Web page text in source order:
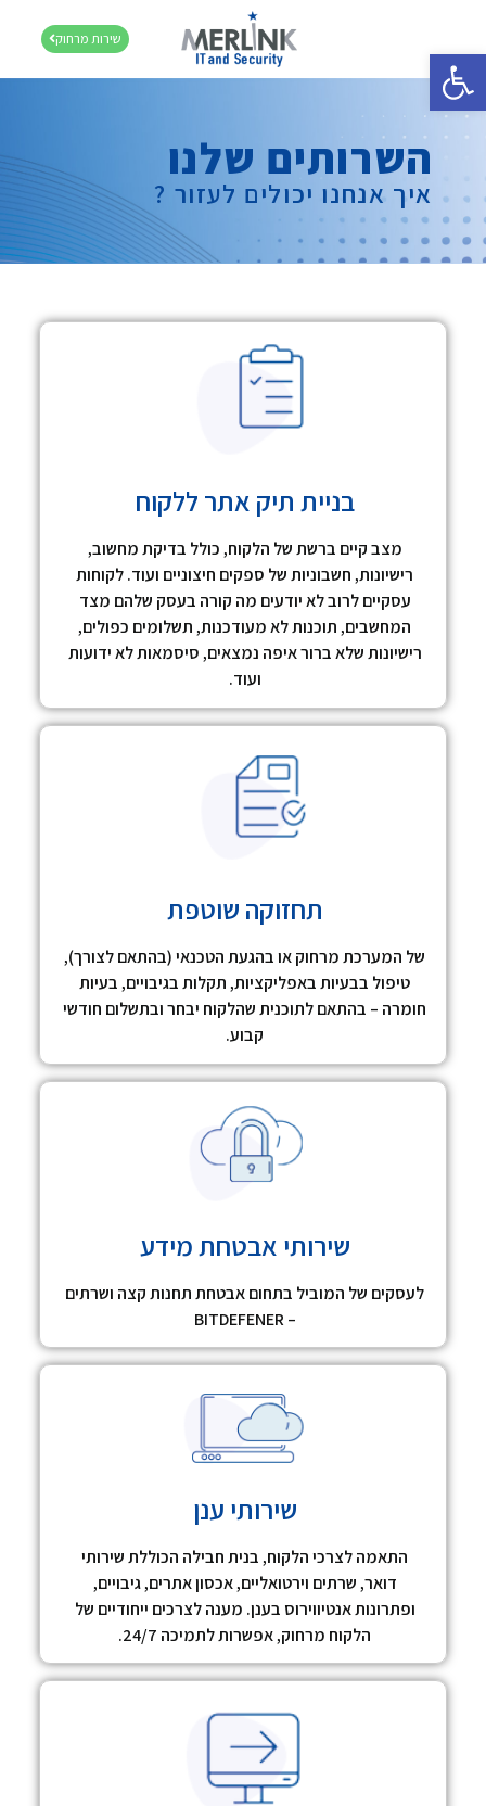
פתח סרגל נגישות
שירות מרחוק
השרותים שלנו
איך אנחנו יכולים לעזור ?
בניית תיק אתר ללקוח
מצב קיים ברשת של הלקוח, כולל בדיקת מחשוב,
רישיונות, חשבוניות של ספקים חיצוניים ועוד. לקוחות
עסקיים לרוב לא יודעים מה קורה בעסק שלהם מצד
המחשבים, תוכנות לא מעודכנות, תשלומים כפולים,
רישיונות שלא ברור איפה נמצאים, סיסמאות לא ידועות
ועוד.
תחזוקה שוטפת
של המערכת מרחוק או בהגעת הטכנאי (בהתאם לצורך),
טיפול בבעיות באפליקציות, תקלות בגיבויים, בעיות
חומרה – בהתאם לתוכנית שהלקוח יבחר ובתשלום חודשי
קבוע.
שירותי אבטחת מידע
לעסקים של המוביל בתחום אבטחת תחנות קצה ושרתים
– BITDEFENER
שירותי ענן
התאמה לצרכי הלקוח, בנית חבילה הכוללת שירותי
דואר, שרתים וירטואליים, אכסון אתרים, גיבויים,
ופתרונות אנטיווירוס בענן. מענה לצרכים ייחודיים של
הלקוח מרחוק, אפשרות לתמיכה 24/7.